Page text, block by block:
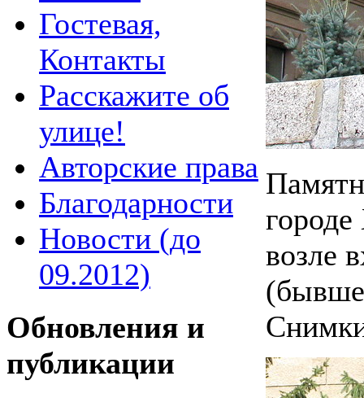
Гостевая,
Контакты
Расскажите об
улице!
Авторские права
Благодарности
Новости (до
09.2012)
Обновления и
публикации
возле